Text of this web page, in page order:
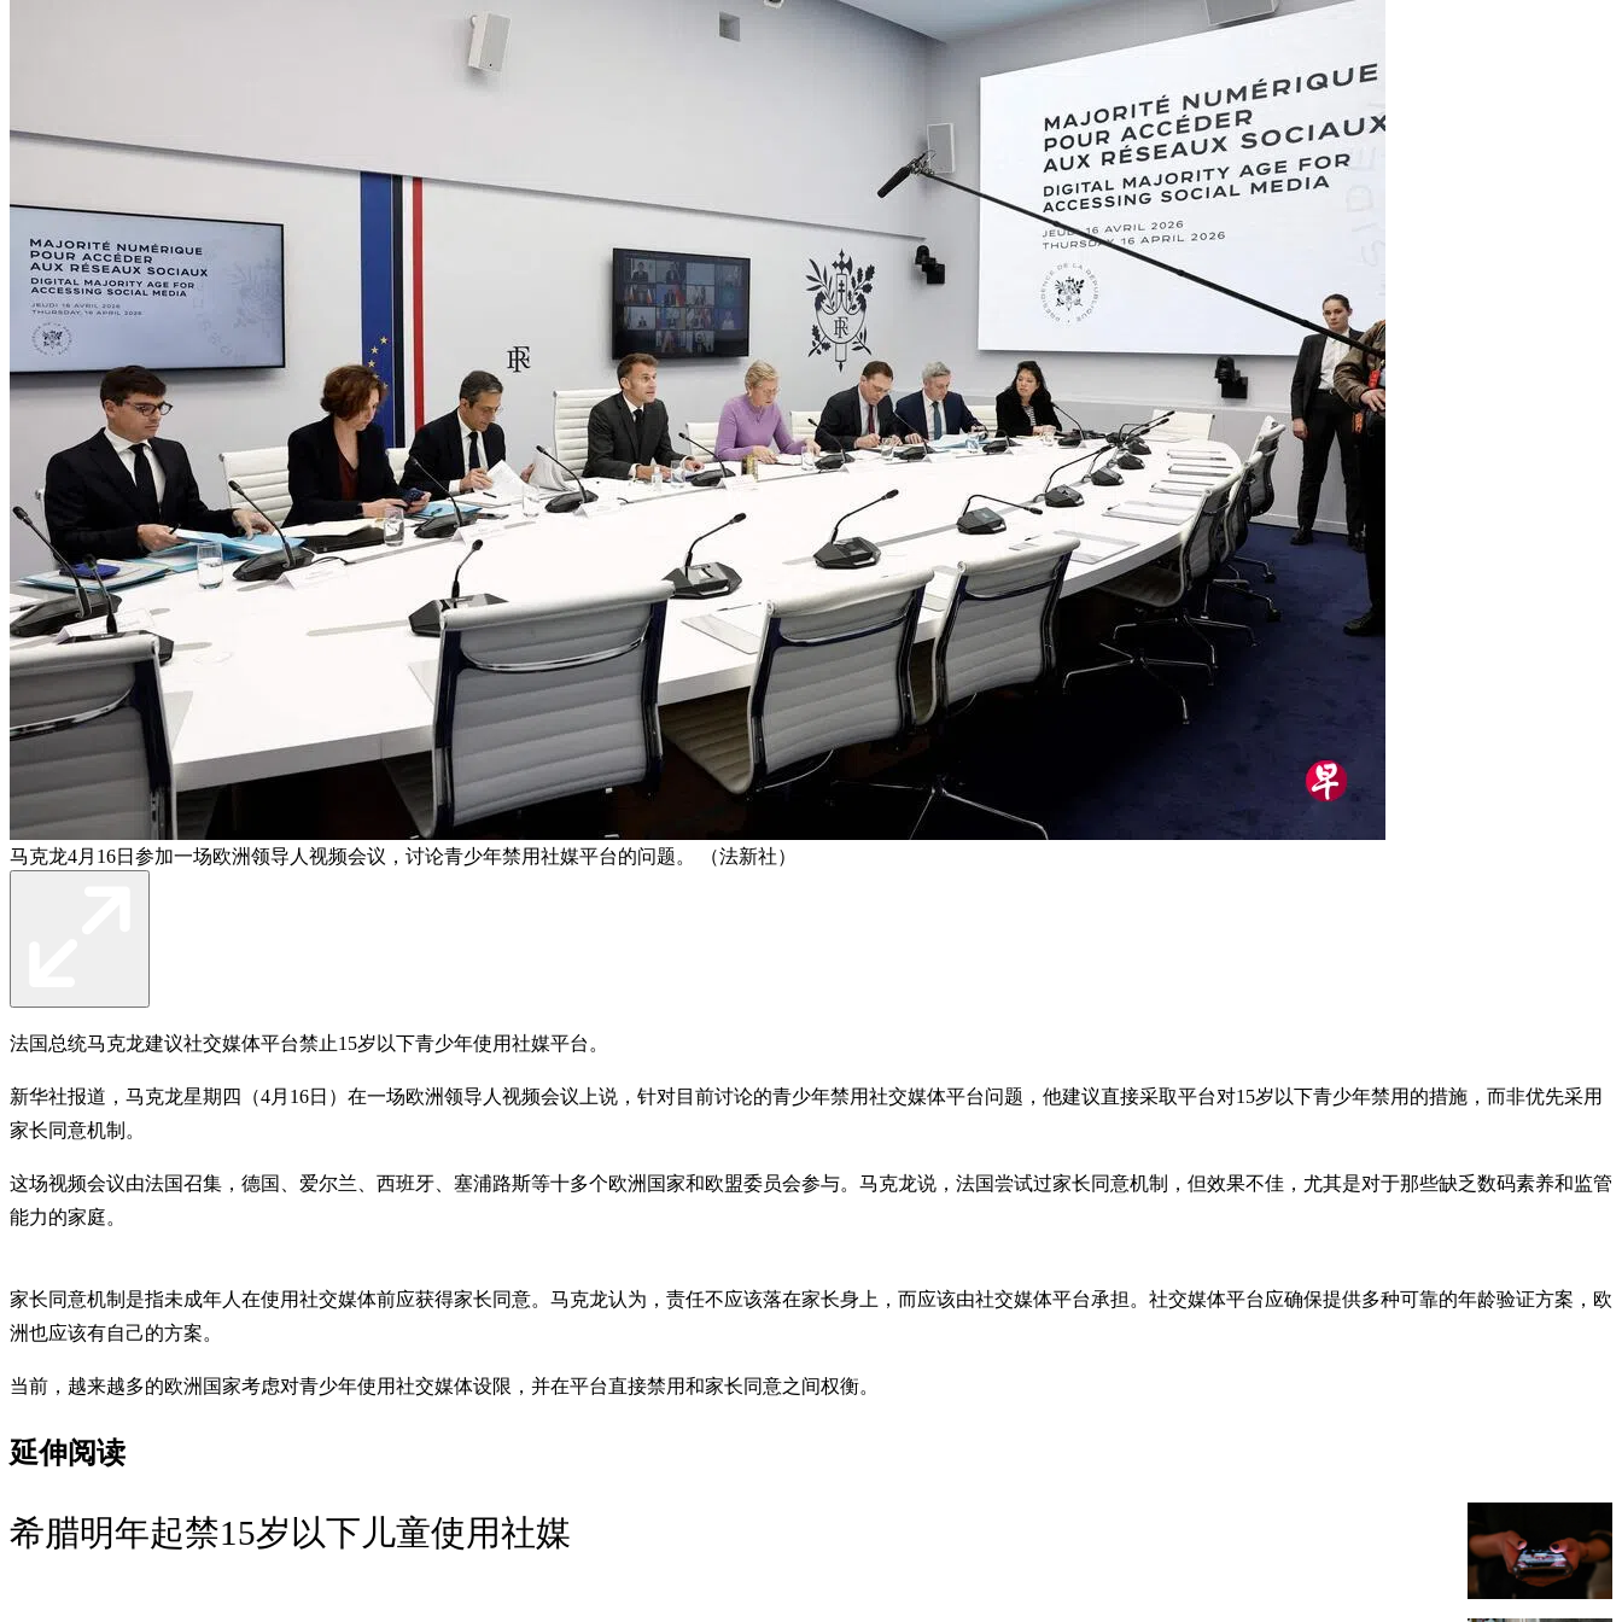
马克龙4月16日参加一场欧洲领导人视频会议，讨论青少年禁用社媒平台的问题。 （法新社）
法国总统马克龙建议社交媒体平台禁止15岁以下青少年使用社媒平台。
新华社报道，马克龙星期四（4月16日）在一场欧洲领导人视频会议上说，针对目前讨论的青少年禁用社交媒体平台问题，他建议直接采取平台对15岁以下青少年禁用的措施，而非优先采用
家长同意机制。
这场视频会议由法国召集，德国、爱尔兰、西班牙、塞浦路斯等十多个欧洲国家和欧盟委员会参与。马克龙说，法国尝试过家长同意机制，但效果不佳，尤其是对于那些缺乏数码素养和监管
能力的家庭。
家长同意机制是指未成年人在使用社交媒体前应获得家长同意。马克龙认为，责任不应该落在家长身上，而应该由社交媒体平台承担。社交媒体平台应确保提供多种可靠的年龄验证方案，欧
洲也应该有自己的方案。
当前，越来越多的欧洲国家考虑对青少年使用社交媒体设限，并在平台直接禁用和家长同意之间权衡。
延伸阅读
希腊明年起禁15岁以下儿童使用社媒